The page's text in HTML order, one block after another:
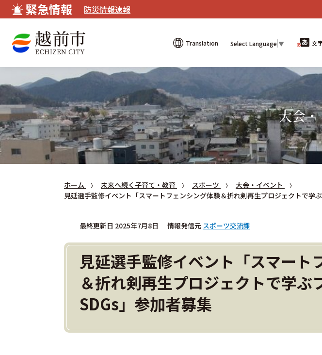
緊急情報 防災情報速報
Translation
Select Language▼ 文
大会
ホーム 未来へ続く子育て・教育 スポーツ
大会・イベント
見延選手監修イベント「スマートフェンシング体験＆折れ剣再生プロジェクトで学
最終更新日 2025年7月8日 情報発信元 スポーツ交流課
見延選手監修イベント「スマート
＆折れ剣再生プロジェクトで学ぶ
SDGs」参加者募集